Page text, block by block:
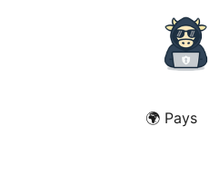
🌍 Pays